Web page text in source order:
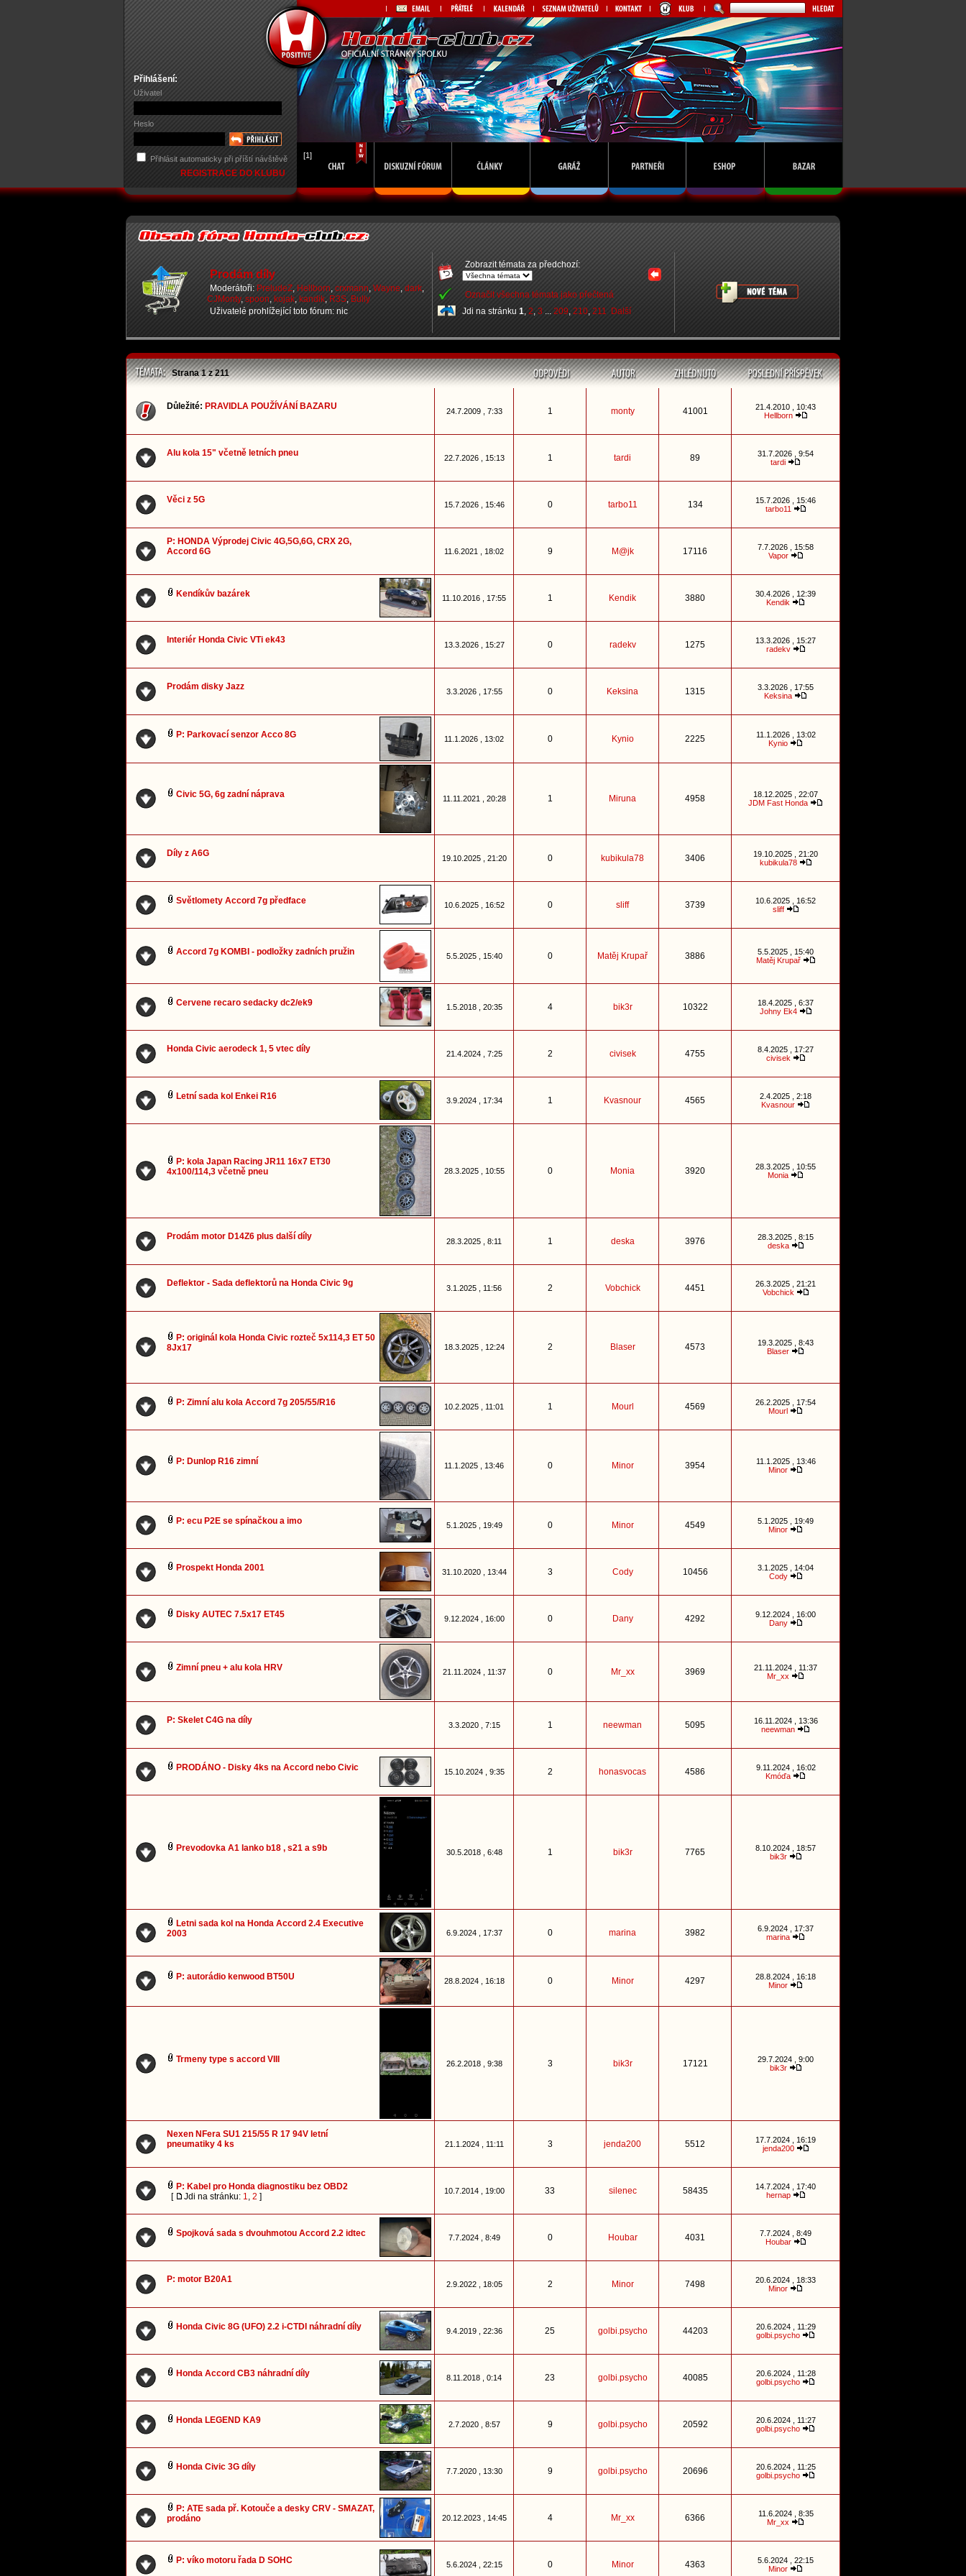
Přihlášení:
Uživatel
Heslo
Přihlásit automaticky při příští návštěvě
REGISTRACE DO KLUBU
[1]
Prodám díly
Moderátoři: PreludeZ, Hellborn, crxmann, Wayne, dark,
CJMonty, spoon, kojak, kandik, R3S, Bully
Uživatelé prohlížející toto fórum: nic
Zobrazit témata za předchozí:
Označit všechna témata jako přečtená
Jdi na stránku 1, 2, 3 ... 209, 210, 211 Další
Strana1z211
Důležité: PRAVIDLA POUŽÍVÁNÍ BAZARU 24.7.2009 , 7:33 1 monty 41001
21.4.2010 , 10:43
Hellborn
Alu kola 15" včetně letních pneu 22.7.2026 , 15:13 1 tardi 89
31.7.2026 , 9:54
tardi
Věci z 5G 15.7.2026 , 15:46 0 tarbo11 134
15.7.2026 , 15:46
tarbo11
P: HONDA Výprodej Civic 4G,5G,6G, CRX 2G,
Accord 6G
11.6.2021 , 18:02 9 M@jk 17116
7.7.2026 , 15:58
Vapor
Kendíkův bazárek 11.10.2016 , 17:55 1 Kendik 3880
30.4.2026 , 12:39
Kendik
Interiér Honda Civic VTi ek43 13.3.2026 , 15:27 0 radekv 1275
13.3.2026 , 15:27
radekv
Prodám disky Jazz 3.3.2026 , 17:55 0 Keksina 1315
3.3.2026 , 17:55
Keksina
P: Parkovací senzor Acco 8G 11.1.2026 , 13:02 0 Kynio 2225
11.1.2026 , 13:02
Kynio
Civic 5G, 6g zadní náprava 11.11.2021 , 20:28 1 Miruna 4958
18.12.2025 , 22:07
JDM Fast Honda
Díly z A6G 19.10.2025 , 21:20 0 kubikula78 3406
19.10.2025 , 21:20
kubikula78
Světlomety Accord 7g předface 10.6.2025 , 16:52 0 sliff 3739
10.6.2025 , 16:52
sliff
Accord 7g KOMBI - podložky zadních pružin 5.5.2025 , 15:40 0 Matěj Krupař 3886
5.5.2025 , 15:40
Matěj Krupař
Cervene recaro sedacky dc2/ek9 1.5.2018 , 20:35 4 bik3r 10322
18.4.2025 , 6:37
Johny Ek4
Honda Civic aerodeck 1, 5 vtec díly 21.4.2024 , 7:25 2 civisek 4755
8.4.2025 , 17:27
civisek
Letní sada kol Enkei R16 3.9.2024 , 17:34 1 Kvasnour 4565
2.4.2025 , 2:18
Kvasnour
P: kola Japan Racing JR11 16x7 ET30
4x100/114,3 včetně pneu
28.3.2025 , 10:55 0 Monia 3920
28.3.2025 , 10:55
Monia
Prodám motor D14Z6 plus další díly 28.3.2025 , 8:11 1 deska 3976
28.3.2025 , 8:15
deska
Deflektor - Sada deflektorů na Honda Civic 9g 3.1.2025 , 11:56 2 Vobchick 4451
26.3.2025 , 21:21
Vobchick
P: originál kola Honda Civic rozteč 5x114,3 ET 50
8Jx17
18.3.2025 , 12:24 2 Blaser 4573
19.3.2025 , 8:43
Blaser
P: Zimní alu kola Accord 7g 205/55/R16 10.2.2025 , 11:01 1 Mourl 4569
26.2.2025 , 17:54
Mourl
P: Dunlop R16 zimní 11.1.2025 , 13:46 0 Minor 3954
11.1.2025 , 13:46
Minor
P: ecu P2E se spínačkou a imo 5.1.2025 , 19:49 0 Minor 4549
5.1.2025 , 19:49
Minor
Prospekt Honda 2001 31.10.2020 , 13:44 3 Cody 10456
3.1.2025 , 14:04
Cody
Disky AUTEC 7.5x17 ET45 9.12.2024 , 16:00 0 Dany 4292
9.12.2024 , 16:00
Dany
Zimní pneu + alu kola HRV 21.11.2024 , 11:37 0 Mr_xx 3969
21.11.2024 , 11:37
Mr_xx
P: Skelet C4G na díly 3.3.2020 , 7:15 1 neewman 5095
16.11.2024 , 13:36
neewman
PRODÁNO - Disky 4ks na Accord nebo Civic 15.10.2024 , 9:35 2 honasvocas 4586
9.11.2024 , 16:02
Kmóďa
Prevodovka A1 lanko b18 , s21 a s9b 30.5.2018 , 6:48 1 bik3r 7765
8.10.2024 , 18:57
bik3r
Letni sada kol na Honda Accord 2.4 Executive
2003
6.9.2024 , 17:37 0 marina 3982
6.9.2024 , 17:37
marina
P: autorádio kenwood BT50U 28.8.2024 , 16:18 0 Minor 4297
28.8.2024 , 16:18
Minor
Trmeny type s accord VIII 26.2.2018 , 9:38 3 bik3r 17121
29.7.2024 , 9:00
bik3r
Nexen NFera SU1 215/55 R 17 94V letní
pneumatiky 4 ks
21.1.2024 , 11:11 3 jenda200 5512
17.7.2024 , 16:19
jenda200
P: Kabel pro Honda diagnostiku bez OBD2
[
Jdi na stránku: 1, 2 ]
10.7.2014 , 19:00 33 silenec 58435
14.7.2024 , 17:40
hernap
Spojková sada s dvouhmotou Accord 2.2 idtec 7.7.2024 , 8:49 0 Houbar 4031
7.7.2024 , 8:49
Houbar
P: motor B20A1 2.9.2022 , 18:05 2 Minor 7498
20.6.2024 , 18:33
Minor
Honda Civic 8G (UFO) 2.2 i-CTDI náhradní díly 9.4.2019 , 22:36 25 golbi.psycho 44203
20.6.2024 , 11:29
golbi.psycho
Honda Accord CB3 náhradní díly 8.11.2018 , 0:14 23 golbi.psycho 40085
20.6.2024 , 11:28
golbi.psycho
Honda LEGEND KA9 2.7.2020 , 8:57 9 golbi.psycho 20592
20.6.2024 , 11:27
golbi.psycho
Honda Civic 3G díly 7.7.2020 , 13:30 9 golbi.psycho 20696
20.6.2024 , 11:25
golbi.psycho
P: ATE sada př. Kotouče a desky CRV - SMAZAT,
prodáno
20.12.2023 , 14:45 4 Mr_xx 6366
11.6.2024 , 8:35
Mr_xx
P: víko motoru řada D SOHC 5.6.2024 , 22:15 0 Minor 4363
5.6.2024 , 22:15
Minor